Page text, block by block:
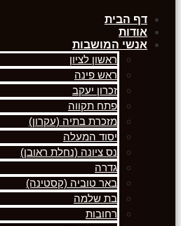
דף הבית
אודות
אנשי המושבות
ראשון לציון
ראש פינה
זכרון יעקב
פתח תקווה
מזכרת בתיה (עקרון)
יסוד המעלה
נס ציונה (נחלת ראובן)
גדרה
באר טוביה (קסטינה)
בת שלמה
רחובות